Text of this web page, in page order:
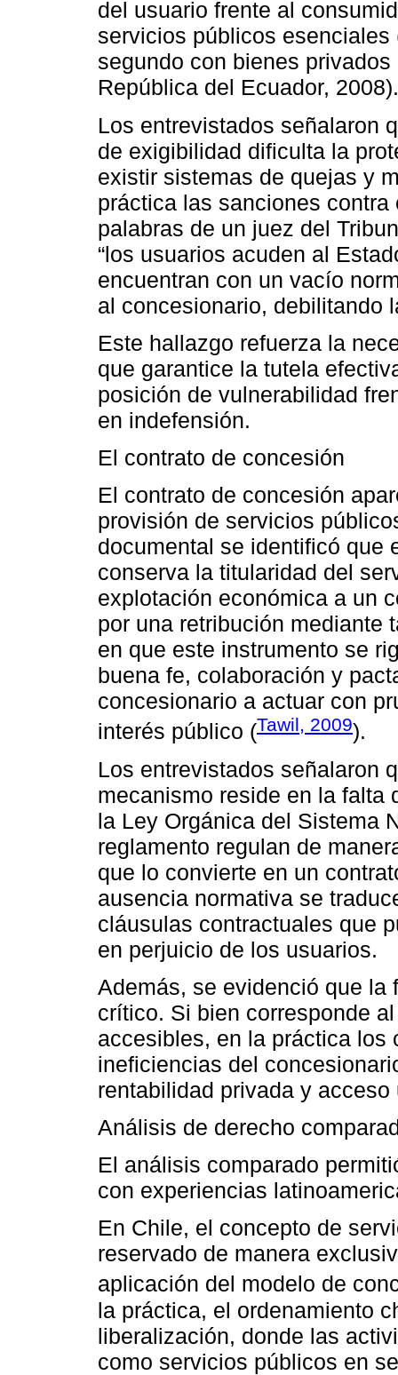
del usuario frente al
servicios públicos
segundo con bienes
República del Ecuador, 2008).
Los entrevistados señalaron
de exigibilidad dificulta la
existir sistemas de quejas y
práctica las sanciones
palabras de un juez del
“los usuarios acuden al
encuentran con un vacío
al concesionario, debilitando
Este hallazgo refuerza la
que garantice la tutela
posición de vulnerabilidad
en indefensión.
El contrato de concesión
El contrato de concesión
provisión de servicios
documental se identificó que
conserva la titularidad del
explotación económica a un
por una retribución mediante
en que este instrumento se
buena fe, colaboración y
concesionario a actuar con
interés público (Tawil, 2009).
Los entrevistados señalaron
mecanismo reside en la falta
la Ley Orgánica del Sistema
reglamento regulan de
que lo convierte en un
ausencia normativa se
cláusulas contractuales que
en perjuicio de los usuarios.
Además, se evidenció que la
crítico. Si bien corresponde
accesibles, en la práctica los
ineficiencias del
rentabilidad privada y acceso
Análisis de derecho
El análisis comparado
con experiencias
En Chile, el concepto de
reservado de manera
aplicación del modelo de
la práctica, el ordenamiento
liberalización, donde las
como servicios públicos en